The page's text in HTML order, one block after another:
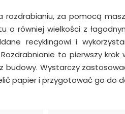
rozdrabianiu, za pomocą
o równiej wielkości z
recyklingowi i
to pierwszy krok
budowy. Wystarczy
papier i przygotować go do